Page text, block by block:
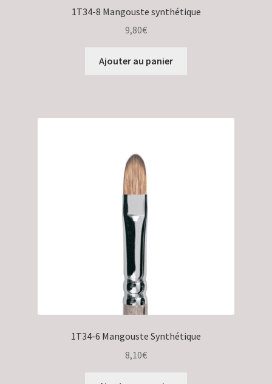
1T34-8 Mangouste synthétique
9,80€
Ajouter au panier
1T34-6 Mangouste Synthétique
8,10€